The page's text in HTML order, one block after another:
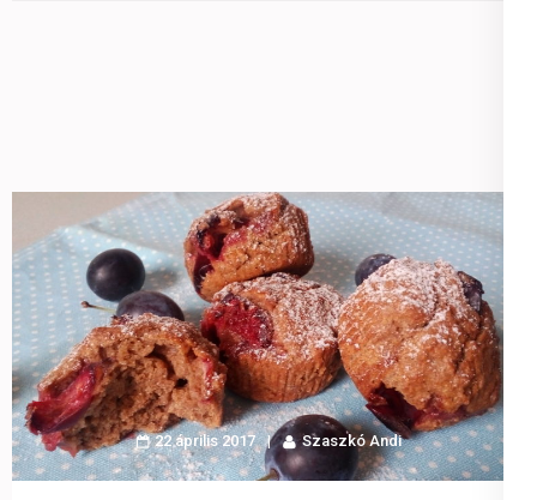
22 április 2017 Szaszkó Andi